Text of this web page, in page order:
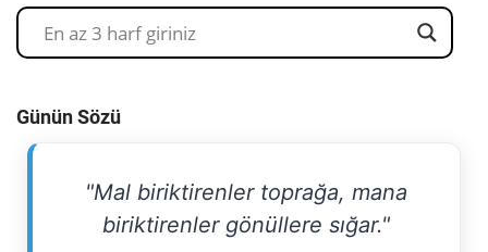
Günün Sözü
"Mal biriktirenler toprağa, mana
biriktirenler gönüllere sığar."